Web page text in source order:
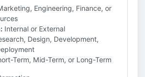
Engineering, Finance, or
Internal or External
Design, Development,
Term, Mid-Term, or Long-Term